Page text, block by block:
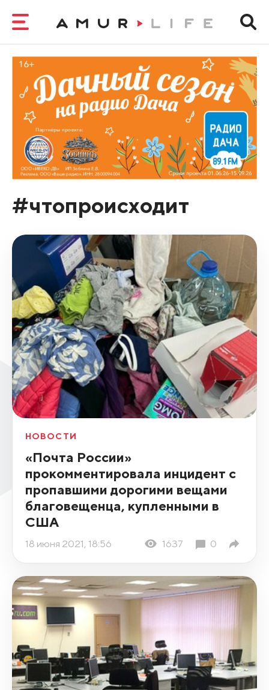
#чтопроисходит
НОВОСТИ
«Почта России»
прокомментировала инцидент с
пропавшими дорогими вещами
благовещенца, купленными в
США
18 июня 2021, 18:56 1637 0